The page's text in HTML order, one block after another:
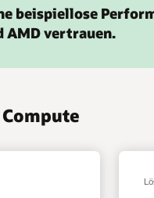
beispiellose
AMD vertrauen.